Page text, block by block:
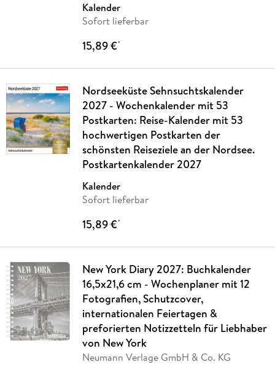
Kalender
Sofort lieferbar
15,89 €*
Nordseeküste Sehnsuchtskalender
2027 - Wochenkalender mit 53
Postkarten: Reise-Kalender mit 53
hochwertigen Postkarten der
schönsten Reiseziele an der Nordsee.
Postkartenkalender 2027
Kalender
Sofort lieferbar
15,89 €*
New York Diary 2027: Buchkalender
16,5x21,6 cm - Wochenplaner mit 12
Fotografien, Schutzcover,
internationalen Feiertagen &
preforierten Notizzetteln für Liebhaber
von New York
Neumann Verlage GmbH & Co. KG